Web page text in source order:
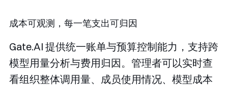
成本可观测，每一笔支出可归因
Gate.AI 提供统一账单与预算控制能力，支持跨
模型用量分析与费用归因。管理者可以实时查
看组织整体调用量、成员使用情况、模型成本